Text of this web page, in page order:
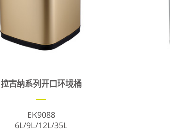
拉古纳系列开口环境桶
EK9088
6L/9L/12L/35L